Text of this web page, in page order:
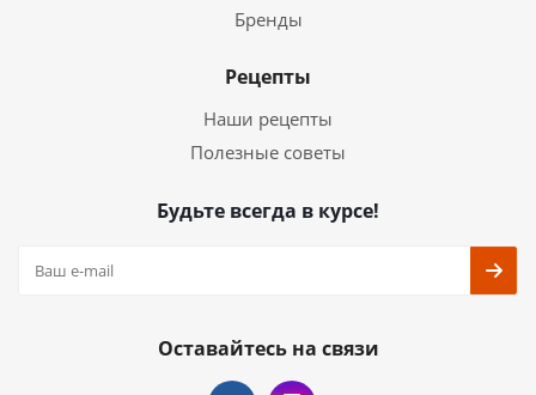
Бренды
Рецепты
Наши рецепты
Полезные советы
Будьте всегда в курсе!
Оставайтесь на связи